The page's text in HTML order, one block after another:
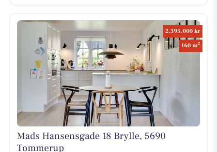
2.395.000 kr
160 m2
Mads Hansensgade 18 Brylle, 5690
Tommerup